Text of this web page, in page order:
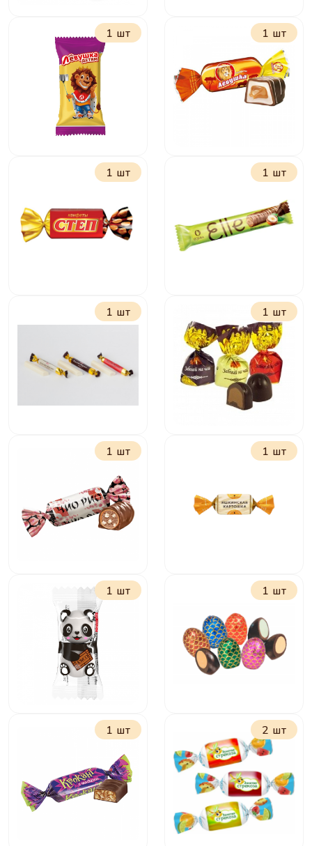
Желейные в
шоколаде в
ассортимете
Ананасная долина
1 шт
Лёвушка детям
Чудо-звери
1 шт
1 шт 1 шт
Элли с
шоколадно-
ореховой
начинкой
1 шт
Вместе вкуснее
1 шт
1 шт
Чио-Рио
1 шт
Яшкинская
картошка
1 шт
Панда Молочно-
шоколадное
драже
1 шт
Всегда с тобой
1 шт 2 шт